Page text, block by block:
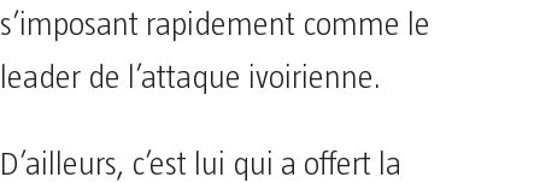
s’imposant rapidement comme le
leader de l’attaque ivoirienne.
D’ailleurs, c’est lui qui a offert la